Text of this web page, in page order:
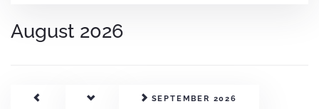
August 2026
SEPTEMBER 2026